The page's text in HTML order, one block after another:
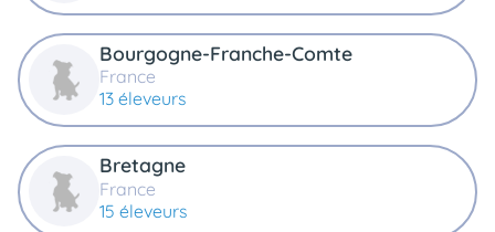
Bourgogne-Franche-Comte
France
13 éleveurs
Bretagne
France
15 éleveurs